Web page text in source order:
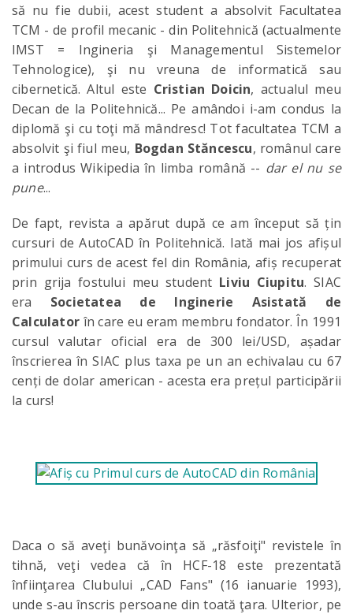
să nu fie dubii, acest student a absolvit Facultatea
TCM - de profil mecanic - din Politehnică (actualmente
IMST = Ingineria şi Managementul Sistemelor
Tehnologice), şi nu vreuna de informatică sau
cibernetică. Altul este Cristian Doicin, actualul meu
Decan de la Politehnică... Pe amândoi i-am condus la
diplomă şi cu toţi mă mândresc! Tot facultatea TCM a
absolvit şi fiul meu, Bogdan Stăncescu, românul care
a introdus Wikipedia în limba română -- dar el nu se
pune...
De fapt, revista a apărut după ce am început să țin
cursuri de AutoCAD în Politehnică. Iată mai jos afișul
primului curs de acest fel din România, afiș recuperat
prin grija fostului meu student Liviu Ciupitu. SIAC
era Societatea de Inginerie Asistată de
Calculator în care eu eram membru fondator. În 1991
cursul valutar oficial era de 300 lei/USD, așadar
înscrierea în SIAC plus taxa pe un an echivalau cu 67
cenți de dolar american - acesta era prețul participării
la curs!
Daca o să aveţi bunăvoinţa să „răsfoiţi" revistele în
tihnă, veţi vedea că în HCF-18 este prezentată
înfiinţarea Clubului „CAD Fans" (16 ianuarie 1993),
unde s-au înscris persoane din toată ţara. Ulterior, pe